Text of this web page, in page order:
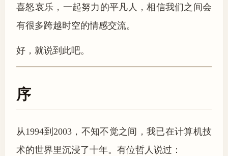
喜怒哀乐，一起努力的平凡人，相信我们之间会
有很多跨越时空的情感交流。
好，就说到此吧。
序
从1994到2003，不知不觉之间，我已在计算机技
术的世界里沉浸了十年。有位哲人说过：